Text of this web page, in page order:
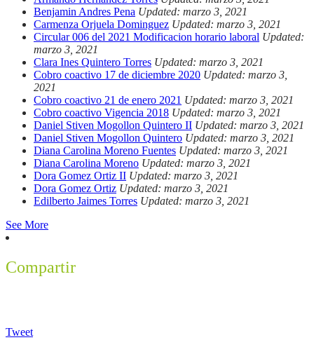
Benjamin Andres Pena Updated: marzo 3, 2021
Carmenza Orjuela Dominguez Updated: marzo 3, 2021
Circular 006 del 2021 Modificacion horario laboral Updated:
marzo 3, 2021
Clara Ines Quintero Torres Updated: marzo 3, 2021
Cobro coactivo 17 de diciembre 2020 Updated: marzo 3,
2021
Cobro coactivo 21 de enero 2021 Updated: marzo 3, 2021
Cobro coactivo Vigencia 2018 Updated: marzo 3, 2021
Daniel Stiven Mogollon Quintero II Updated: marzo 3, 2021
Daniel Stiven Mogollon Quintero Updated: marzo 3, 2021
Diana Carolina Moreno Fuentes Updated: marzo 3, 2021
Diana Carolina Moreno Updated: marzo 3, 2021
Dora Gomez Ortiz II Updated: marzo 3, 2021
Dora Gomez Ortiz Updated: marzo 3, 2021
Edilberto Jaimes Torres Updated: marzo 3, 2021
See More
Compartir
Tweet